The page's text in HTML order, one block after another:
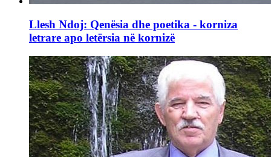
Llesh Ndoj: Qenësia dhe poetika - korniza
letrare apo letërsia në kornizë